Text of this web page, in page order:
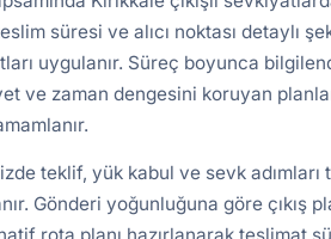
süresi ve alıcı noktası detaylı
uygulanır. Süreç boyunca
ve zaman dengesini koruyan
teklif, yük kabul ve sevk
Gönderi yoğunluğuna göre
rota planı hazırlanarak teslimat